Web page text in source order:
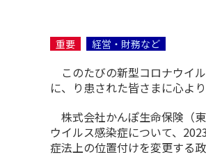
重要 経営・財務など
このたびの新型コロナウイ
に、り患された皆さまに心よ
株式会社かんぽ生命保険（
ウイルス感染症について、
症法上の位置付けを変更する